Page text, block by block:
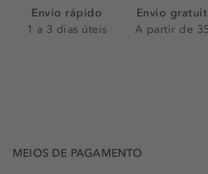
Envio rápido
1 a 3 dias úteis
Envio
A partir de
MEIOS DE PAGAMENTO